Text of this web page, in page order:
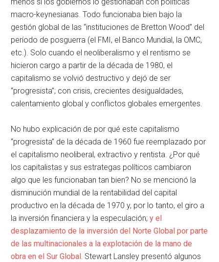
macro-keynesianas. Todo funcionaba bien bajo la
gestión global de las “instituciones de Bretton Wood” del
período de posguerra (el FMI, el Banco Mundial, la OMC,
etc.). Solo cuando el neoliberalismo y el rentismo se
hicieron cargo a partir de la década de 1980, el
capitalismo se volvió destructivo y dejó de ser
“progresista”; con crisis, crecientes desigualdades,
calentamiento global y conflictos globales emergentes.
No hubo explicación de por qué este capitalismo
“progresista” de la década de 1960 fue reemplazado por
el capitalismo neoliberal, extractivo y rentista. ¿Por qué
los capitalistas y sus estrategas políticos cambiaron
algo que les funcionaban tan bien? No se mencionó la
disminución mundial de la rentabilidad del capital
productivo en la década de 1970 y, por lo tanto, el giro a
la inversión financiera y la especulación;y el
desplazamiento de la inversión del Norte Global por parte
de las multinacionales a la explotación de la mano de
obra en el Sur Global. Stewart Lansley presentó algunos